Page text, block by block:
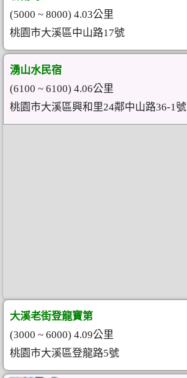
(5000 ~ 8000) 4.03公里
桃園市大溪區中山路17號
湧山水民宿
(6100 ~ 6100) 4.06公里
桃園市大溪區興和里24鄰中山路36-1號
大溪老街登龍寶第
(3000 ~ 6000) 4.09公里
桃園市大溪區登龍路5號